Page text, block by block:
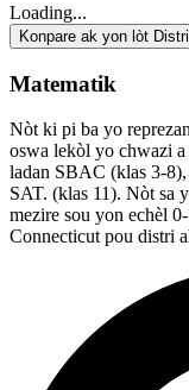
Loading...
Konpare ak yon lòt
Matematik
Nòt ki pi ba yo
oswa lekòl yo chwazi
ladan SBAC (klas 3-
SAT. (klas 11). Nòt sa
mezire sou yon echèl
Connecticut pou distri